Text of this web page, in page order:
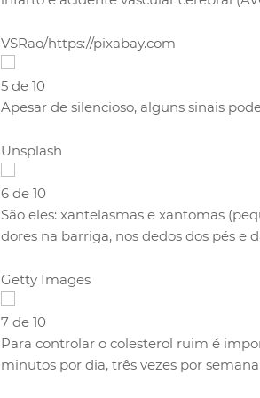
VSRao/https://pixabay.com
5 de 10
Apesar de silencioso, alguns sinais
Unsplash
6 de 10
São eles: xantelasmas e xantomas
dores na barriga, nos dedos dos pés e
Getty Images
7 de 10
Para controlar o colesterol ruim é
minutos por dia, três vezes por semana